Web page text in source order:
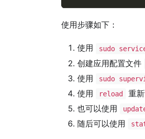
使用步骤如下：
使用 sudo
创建应用配置文件
使用
sudo
使用
reload 重
也可以使用
随后可以使用